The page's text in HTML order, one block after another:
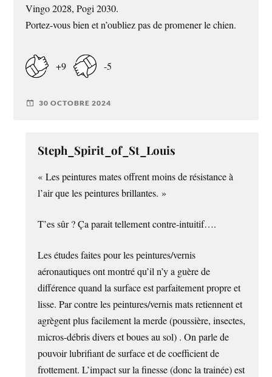
Vingo 2028, Pogi 2030.
Portez-vous bien et n’oubliez pas de promener le chien.
+9 -5
30 OCTOBRE 2024
Steph_Spirit_of_St_Louis
« Les peintures mates offrent moins de résistance à
l’air que les peintures brillantes. »
T’es sûr ? Ça parait tellement contre-intuitif….
Les études faites pour les peintures/vernis
aéronautiques ont montré qu’il n’y a guère de
différence quand la surface est parfaitement propre et
lisse. Par contre les peintures/vernis mats retiennent et
agrègent plus facilement la merde (poussière, insectes,
micros-débris divers et boues au sol) . On parle de
pouvoir lubrifiant de surface et de coefficient de
frottement. L’impact sur la finesse (donc la trainée) est